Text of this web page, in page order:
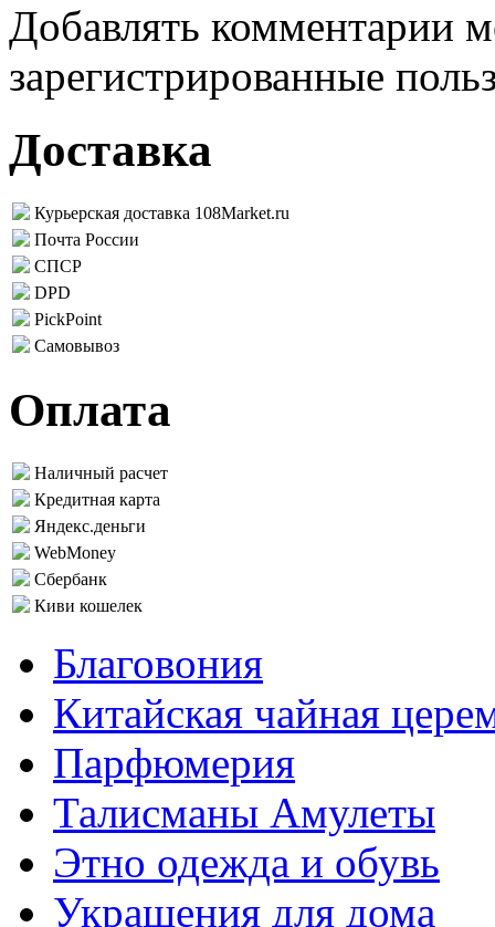
Добавлять комментарии
зарегистрированные
Доставка
Курьерская доставка 108Market.ru
Почта России
СПСР
DPD
PickPoint
Самовывоз
Оплата
Наличный расчет
Кредитная карта
Яндекс.деньги
WebMoney
Сбербанк
Киви кошелек
Благовония
Китайская чайная
Парфюмерия
Талисманы Амулеты
Этно одежда и обувь
Украшения для дома